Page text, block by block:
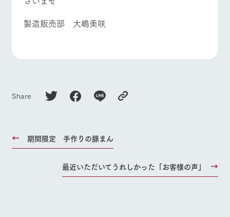
製造販売部 大嶋美咲
Share
期間限定 手作りの豚まん
最近いただいてうれしかった「お客様の声」